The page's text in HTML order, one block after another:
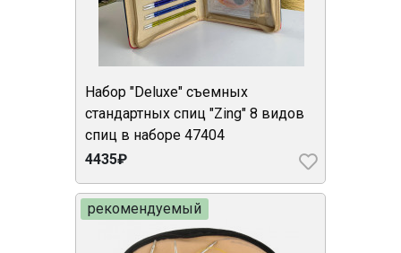
Набор "Deluxe" съемных
стандартных спиц "Zing" 8 видов
спиц в наборе 47404
4435₽
рекомендуемый